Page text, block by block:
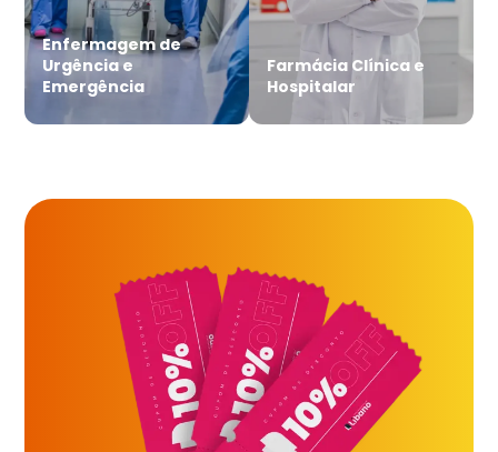
Enfermagem de
Urgência e
Emergência
Farmácia Clínica e
Hospitalar